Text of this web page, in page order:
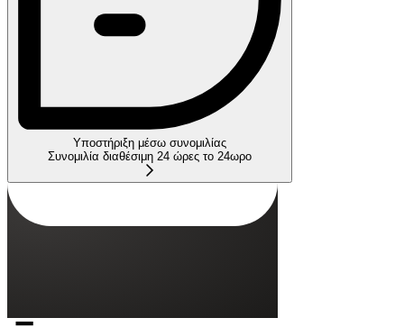
Υποστήριξη μέσω συνομιλίας
Συνομιλία διαθέσιμη 24 ώρες το 24ωρο